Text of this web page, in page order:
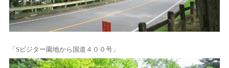
「Sビジター園地から国道４００号」